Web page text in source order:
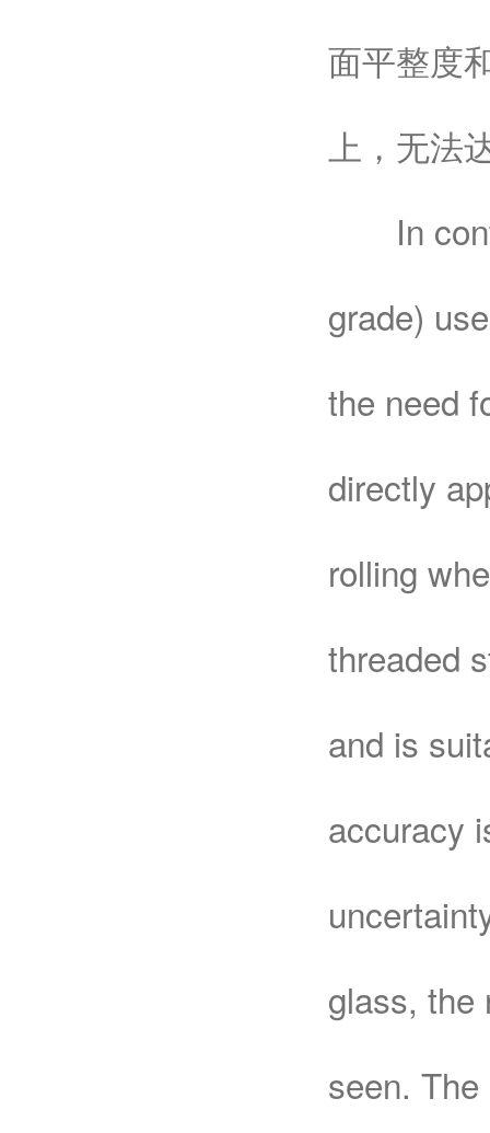
面平整度
上，无法
In
grade)
the need
directly
rolling
threaded
and is
accuracy
glass, the
seen.